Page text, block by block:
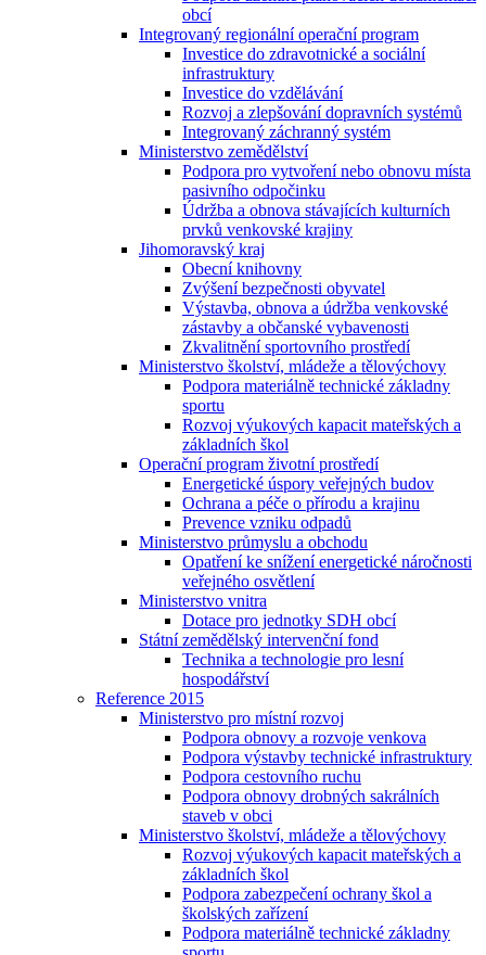
obcí
Integrovaný regionální operační program
Investice do zdravotnické a sociální
infrastruktury
Investice do vzdělávání
Rozvoj a zlepšování dopravních systémů
Integrovaný záchranný systém
Ministerstvo zemědělství
Podpora pro vytvoření nebo obnovu místa
pasivního odpočinku
Údržba a obnova stávajících kulturních
prvků venkovské krajiny
Jihomoravský kraj
Obecní knihovny
Zvýšení bezpečnosti obyvatel
Výstavba, obnova a údržba venkovské
zástavby a občanské vybavenosti
Zkvalitnění sportovního prostředí
Ministerstvo školství, mládeže a tělovýchovy
Podpora materiálně technické základny
sportu
Rozvoj výukových kapacit mateřských a
základních škol
Operační program životní prostředí
Energetické úspory veřejných budov
Ochrana a péče o přírodu a krajinu
Prevence vzniku odpadů
Ministerstvo průmyslu a obchodu
Opatření ke snížení energetické náročnosti
veřejného osvětlení
Ministerstvo vnitra
Dotace pro jednotky SDH obcí
Státní zemědělský intervenční fond
Technika a technologie pro lesní
hospodářství
Reference 2015
Ministerstvo pro místní rozvoj
Podpora obnovy a rozvoje venkova
Podpora výstavby technické infrastruktury
Podpora cestovního ruchu
Podpora obnovy drobných sakrálních
staveb v obci
Ministerstvo školství, mládeže a tělovýchovy
Rozvoj výukových kapacit mateřských a
základních škol
Podpora zabezpečení ochrany škol a
školských zařízení
Podpora materiálně technické základny